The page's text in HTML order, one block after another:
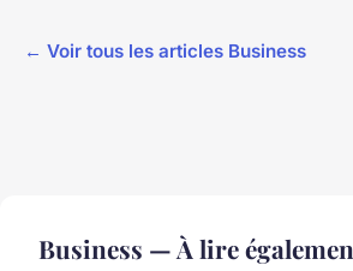
← Voir tous les articles Business
Business — À lire